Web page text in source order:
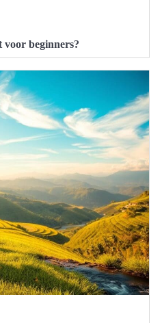
voor beginners?